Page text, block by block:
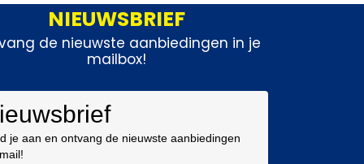
NIEUWSBRIEF
de nieuwste aanbiedingen in je
mailbox!
je aan en ontvang de nieuwste aanbiedingen